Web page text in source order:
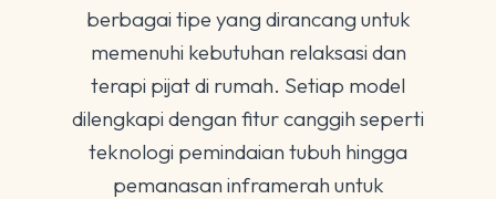
berbagai tipe yang dirancang untuk
memenuhi kebutuhan relaksasi dan
terapi pijat di rumah. Setiap model
dilengkapi dengan fitur canggih seperti
teknologi pemindaian tubuh hingga
pemanasan inframerah untuk